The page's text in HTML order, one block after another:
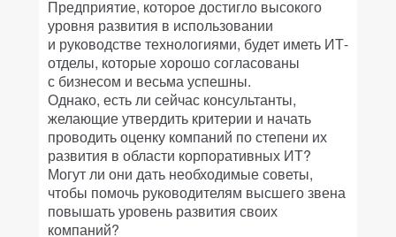
Предприятие, которое достигло высокого
уровня развития в использовании
и руководстве технологиями, будет иметь ИТ-
отделы, которые хорошо согласованы
с бизнесом и весьма успешны.
Однако, есть ли сейчас консультанты,
желающие утвердить критерии и начать
проводить оценку компаний по степени их
развития в области корпоративных ИТ?
Могут ли они дать необходимые советы,
чтобы помочь руководителям высшего звена
повышать уровень развития своих
компаний?